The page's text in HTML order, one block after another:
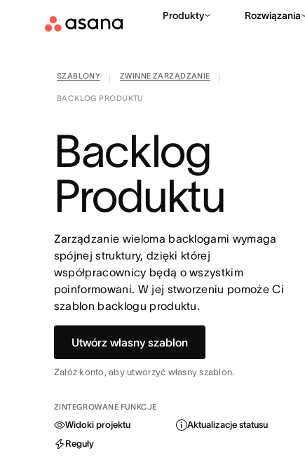
Produkty Rozwiązania
SZABLONY ZWINNE ZARZĄDZANIE
BACKLOG PRODUKTU
Backlog
Produktu
Zarządzanie wieloma backlogami wymaga
spójnej struktury, dzięki której
współpracownicy będą o wszystkim
poinformowani. W jej stworzeniu pomoże Ci
szablon backlogu produktu.
Utwórz własny szablon
Załóż konto, aby utworzyć własny szablon.
ZINTEGROWANE FUNKCJE
Widoki projektu
Aktualizacje statusu
Reguły